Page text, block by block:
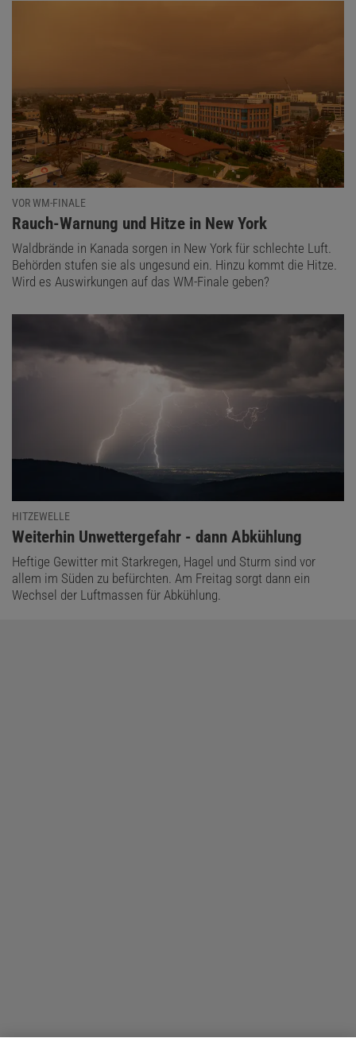
VOR WM-FINALE
:
Rauch-Warnung und Hitze in New York
Waldbrände in Kanada sorgen in New York für schlechte Luft.
Behörden stufen sie als ungesund ein. Hinzu kommt die Hitze.
Wird es Auswirkungen auf das WM-Finale geben?
HITZEWELLE
:
Weiterhin Unwettergefahr - dann Abkühlung
Heftige Gewitter mit Starkregen, Hagel und Sturm sind vor
allem im Süden zu befürchten. Am Freitag sorgt dann ein
Wechsel der Luftmassen für Abkühlung.